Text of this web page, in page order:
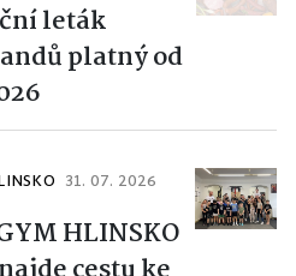
08. 07. 2026
leták
platný od
31. 07. 2026